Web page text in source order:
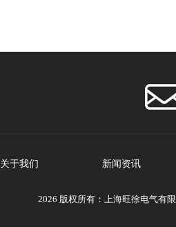
关于我们 新闻资讯
2026 版权所有：上海旺徐电气有